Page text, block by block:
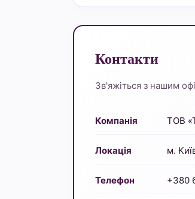
Контакти
Зв'яжіться з нашим
Компанія ТОВ
Локація м.
Телефон +380